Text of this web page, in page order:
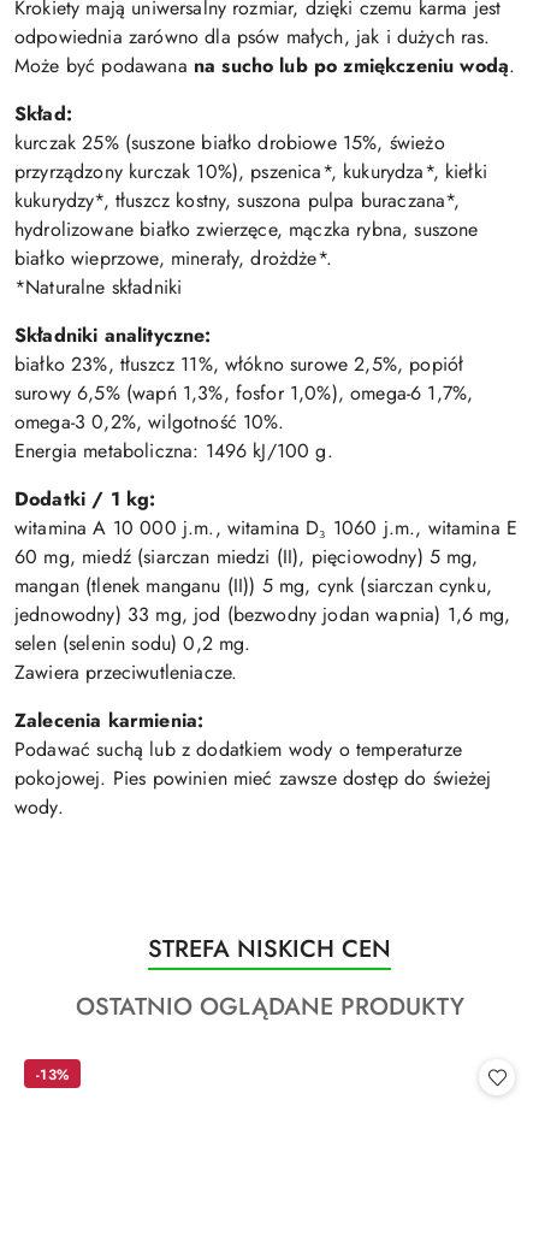
Krokiety mają uniwersalny rozmiar, dzięki czemu karma jest
odpowiednia zarówno dla psów małych, jak i dużych ras.
Może być podawana na sucho lub po zmiękczeniu wodą.
Skład:
kurczak 25% (suszone białko drobiowe 15%, świeżo
przyrządzony kurczak 10%), pszenica*, kukurydza*, kiełki
kukurydzy*, tłuszcz kostny, suszona pulpa buraczana*,
hydrolizowane białko zwierzęce, mączka rybna, suszone
białko wieprzowe, minerały, drożdże*.
*Naturalne składniki
Składniki analityczne:
białko 23%, tłuszcz 11%, włókno surowe 2,5%, popiół
surowy 6,5% (wapń 1,3%, fosfor 1,0%), omega-6 1,7%,
omega-3 0,2%, wilgotność 10%.
Energia metaboliczna: 1496 kJ/100 g.
Dodatki / 1 kg:
witamina A 10 000 j.m., witamina D₃ 1060 j.m., witamina E
60 mg, miedź (siarczan miedzi (II), pięciowodny) 5 mg,
mangan (tlenek manganu (II)) 5 mg, cynk (siarczan cynku,
jednowodny) 33 mg, jod (bezwodny jodan wapnia) 1,6 mg,
selen (selenin sodu) 0,2 mg.
Zawiera przeciwutleniacze.
Zalecenia karmienia:
Podawać suchą lub z dodatkiem wody o temperaturze
pokojowej. Pies powinien mieć zawsze dostęp do świeżej
wody.
Pomiń karuzelę produktów
Produkty
o
statusie:
STREFA NISKICH CEN
Produkty
statusie:
OSTATNIO OGLĄDANE PRODUKTY
-13%